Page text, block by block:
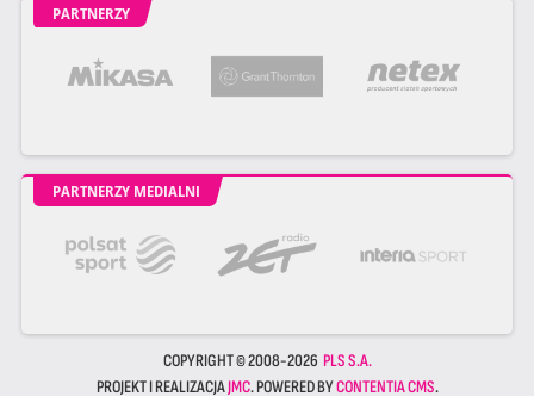
PARTNERZY
PARTNERZY MEDIALNI
COPYRIGHT © 2008-2026 PLS S.A.
PROJEKT I REALIZACJAJMC. POWERED BYCONTENTIA CMS.